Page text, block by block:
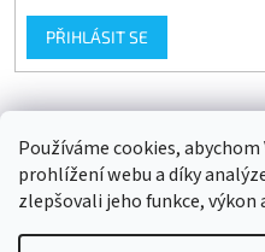
Používáme cookies,
prohlížení webu a díky
zlepšovali jeho funkce,
PŘIHLÁSIT SE